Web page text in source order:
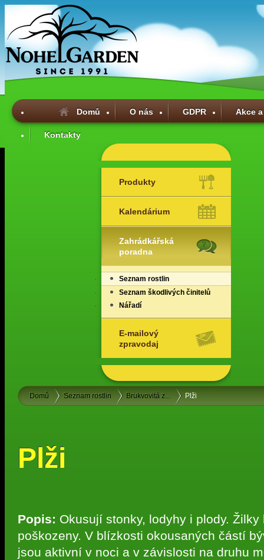
Domů O nás GDPR Akce
Kontakty
Produkty
Kalendárium
Zahrádkářská
poradna
Seznam rostlin
Seznam škodlivých činitelů
Nářadí
E-mailový
zpravodaj
Domů Seznam rostlin Brukvovitá z... Plži
Plži
Popis: Okusují stonky, lodyhy i plody.
poškozeny. V blízkosti okousaných částí
jsou aktivní v noci a v závislosti na druhu